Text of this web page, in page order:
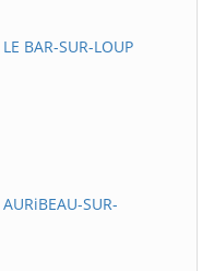
BAR-SUR-LOUP
SUR-